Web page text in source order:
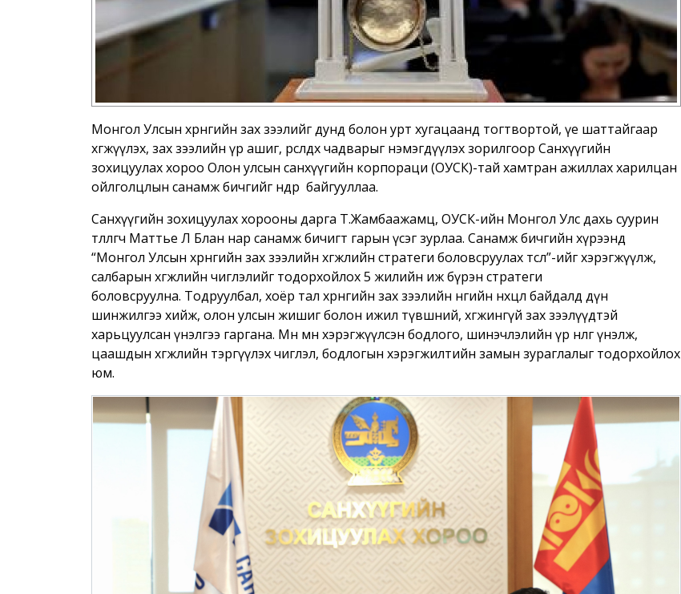
Монгол Улсын хөрөнгийн зах зээлийг дунд болон урт хугацаанд тогтвортой, үе шаттайгаар
хөгжүүлэх, зах зээлийн үр ашиг, өрсөлдөх чадварыг нэмэгдүүлэх зорилгоор Санхүүгийн
зохицуулах хороо Олон улсын санхүүгийн корпораци (ОУСК)-тай хамтран ажиллах харилцан
ойлголцлын санамж бичгийг өнөөдөр байгууллаа.
Санхүүгийн зохицуулах хорооны дарга Т.Жамбаажамц, ОУСК-ийн Монгол Улс дахь суурин
төлөөлөгч Маттье Лө Блан нар санамж бичигт гарын үсэг зурлаа. Санамж бичгийн хүрээнд
“Монгол Улсын хөрөнгийн зах зээлийн хөгжлийн стратеги боловсруулах төсөл”-ийг хэрэгжүүлж,
салбарын хөгжлийн чиглэлийг тодорхойлох 5 жилийн иж бүрэн стратеги
боловсруулна. Тодруулбал, хоёр тал хөрөнгийн зах зээлийн өнөөгийн нөхцөл байдалд дүн
шинжилгээ хийж, олон улсын жишиг болон ижил түвшний, хөгжингүй зах зээлүүдтэй
харьцуулсан үнэлгээ гаргана. Мөн өмнө хэрэгжүүлсэн бодлого, шинэчлэлийн үр нөлөөг үнэлж,
цаашдын хөгжлийн тэргүүлэх чиглэл, бодлогын хэрэгжилтийн замын зураглалыг тодорхойлох
юм.